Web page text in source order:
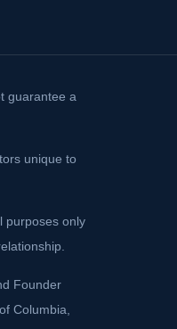
guarantee a
unique to
purposes only
Founder
Columbia,